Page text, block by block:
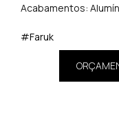
Acabamentos:
#Faruk